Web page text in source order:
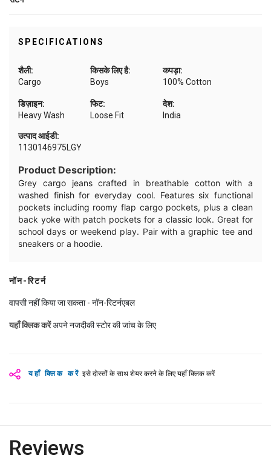
SPECIFICATIONS
शैली:
Cargo
किसके लिए है:
Boys
कपड़ा:
100% Cotton
डिज़ाइन:
Heavy Wash
फिट:
Loose Fit
देश:
India
उत्पाद आईडी:
1130146975LGY
Product Description:
Grey cargo jeans crafted in breathable cotton with a
washed finish for everyday cool. Features six functional
pockets including roomy flap cargo pockets, plus a clean
back yoke with patch pockets for a classic look. Great for
school days or weekend play. Pair with a graphic tee and
sneakers or a hoodie.
यहाँ क्लिक करें इसे दोस्तों के साथ शेयर करने के लिए यहाँ क्लिक करें
नॉन-रिटर्न
वापसी नहीं किया जा सकता - नॉन-रिटर्नएबल
यहाँ क्लिक करेंअपने नजदीकी स्टोर की जांच के लिए
Reviews